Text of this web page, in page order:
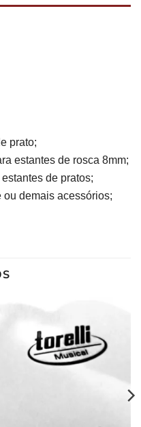
prato;
estantes de rosca 8mm;
de pratos;
ou demais acessórios;